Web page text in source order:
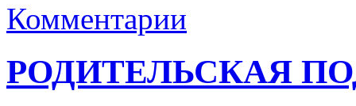
Комментарии
РОДИТЕЛЬСКАЯ